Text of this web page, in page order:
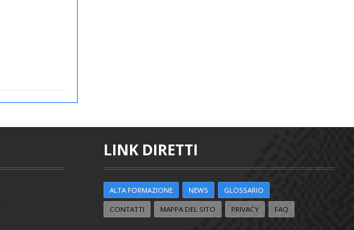
LINK DIRETTI
ALTA FORMAZIONE NEWS GLOSSARIO
CONTATTI MAPPA DEL SITO PRIVACY FAQ